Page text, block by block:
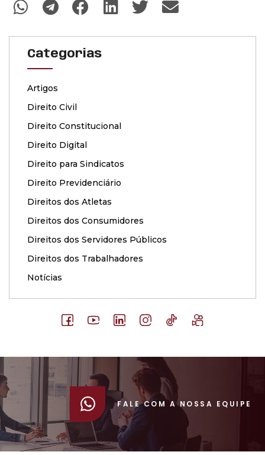
Categorias
Artigos
Direito Civil
Direito Constitucional
Direito Digital
Direito para Sindicatos
Direito Previdenciário
Direitos dos Atletas
Direitos dos Consumidores
Direitos dos Servidores Públicos
Direitos dos Trabalhadores
Notícias
FALE COM A NOSSA EQUIPE